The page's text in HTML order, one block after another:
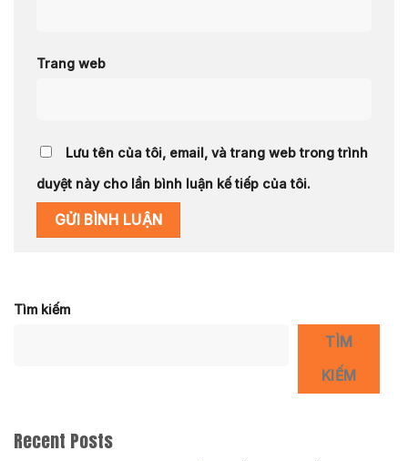
Trang web
Lưu tên của tôi, email, và trang web trong trình
duyệt này cho lần bình luận kế tiếp của tôi.
Tìm kiếm
TÌM
KIẾM
Recent Posts